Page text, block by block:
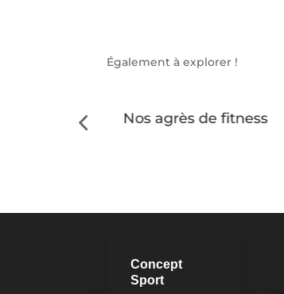
Également à explorer !
Nos agrès de fitness
Concept
Sport